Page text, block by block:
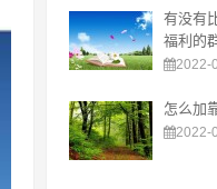
有没有
福利的
2022-
怎么加
2022-